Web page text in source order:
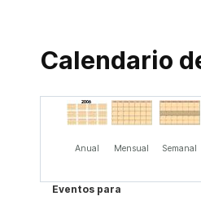
Calendario
Anual Mensual Semanal
Eventos para